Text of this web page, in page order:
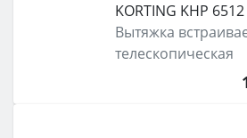
KORTING KHP 6512
Вытяжка
телескопическая